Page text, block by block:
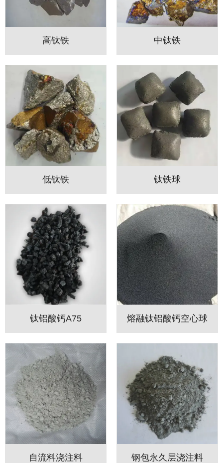
高钛铁 中钛铁
低钛铁 钛铁球
钛铝酸钙A75 熔融钛铝酸钙空心球
自流料浇注料 钢包永久层浇注料